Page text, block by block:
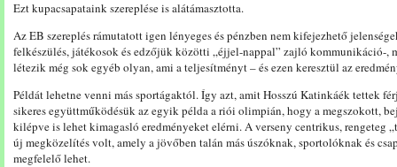
Ezt kupacsapataink szereplése is alátámasztotta.
Az EB szereplés rámutatott igen lényeges és pénzben nem kifejezhető
felkészülés, játékosok és edzőjük közötti „éjjel-nappal” zajló kommunikáció-,
létezik még sok egyéb olyan, ami a teljesítményt – és ezen keresztül az
Példát lehetne venni más sportágaktól. Így azt, amit Hosszú Katinkáék tettek
sikeres együttműködésük az egyik példa a riói olimpián, hogy a megszokott,
kilépve is lehet kimagasló eredményeket elérni. A verseny centrikus, rengeteg
új megközelítés volt, amely a jövőben talán más úszóknak, sportolóknak és
megfelelő lehet.